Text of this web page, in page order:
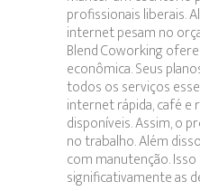
profissionais liberais.
internet pesam no
Blend Coworking
econômica. Seus
todos os serviços
internet rápida, café e
disponíveis. Assim, o
no trabalho. Além
com manutenção.
significativamente as